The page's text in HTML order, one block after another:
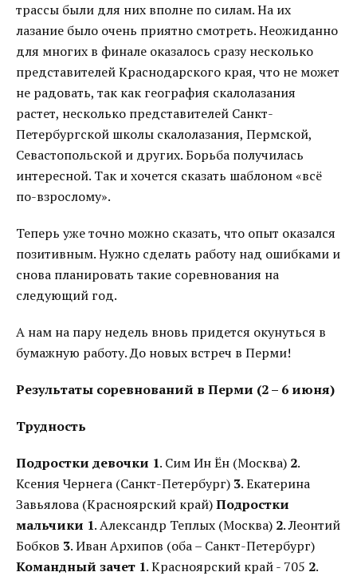
трассы были для них вполне по силам. На их
лазание было очень приятно смотреть. Неожиданно
для многих в финале оказалось сразу несколько
представителей Краснодарского края, что не может
не радовать, так как география скалолазания
растет, несколько представителей Санкт-
Петербургской школы скалолазания, Пермской,
Севастопольской и других. Борьба получилась
интересной. Так и хочется сказать шаблоном «всё
по-взрослому».
Теперь уже точно можно сказать, что опыт оказался
позитивным. Нужно сделать работу над ошибками и
снова планировать такие соревнования на
следующий год.
А нам на пару недель вновь придется окунуться в
бумажную работу. До новых встреч в Перми!
Результаты соревнований в Перми (2 – 6 июня)
Трудность
Подростки девочки 1. Сим Ин Ён (Москва) 2.
Ксения Чернега (Санкт-Петербург) 3. Екатерина
Завьялова (Красноярский край)Подростки
мальчики 1. Александр Теплых (Москва) 2. Леонтий
Бобков 3. Иван Архипов (оба – Санкт-Петербург)
Командный зачет 1. Красноярский край - 705 2.